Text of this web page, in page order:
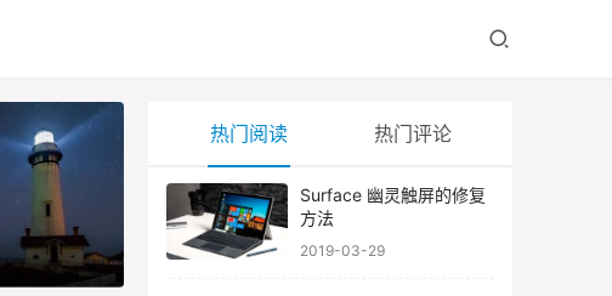
热门阅读 热门评论
Surface 幽灵触屏的修复
方法
2019-03-29